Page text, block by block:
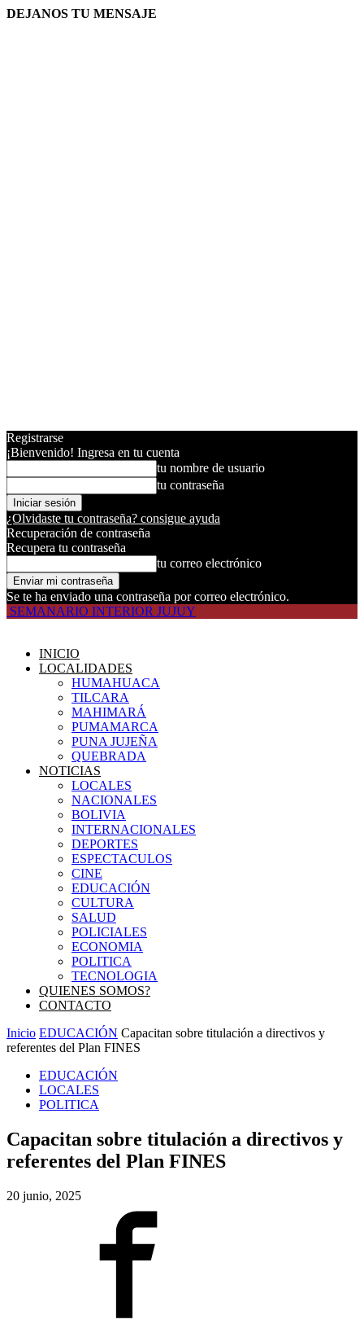
DEJANOS TU MENSAJE
Registrarse
¡Bienvenido! Ingresa en tu cuenta
tu nombre de usuario
tu contraseña
¿Olvidaste tu contraseña? consigue ayuda
Recuperación de contraseña
Recupera tu contraseña
tu correo electrónico
Se te ha enviado una contraseña por correo electrónico.
SEMANARIO INTERIOR JUJUY
INICIO
LOCALIDADES
HUMAHUACA
TILCARA
MAHIMARÁ
PUMAMARCA
PUNA JUJEÑA
QUEBRADA
NOTICIAS
LOCALES
NACIONALES
BOLIVIA
INTERNACIONALES
DEPORTES
ESPECTACULOS
CINE
EDUCACIÓN
CULTURA
SALUD
POLICIALES
ECONOMIA
POLITICA
TECNOLOGIA
QUIENES SOMOS?
CONTACTO
Inicio EDUCACIÓN Capacitan sobre titulación a directivos y
referentes del Plan FINES
EDUCACIÓN
LOCALES
POLITICA
Capacitan sobre titulación a directivos y
referentes del Plan FINES
20 junio, 2025